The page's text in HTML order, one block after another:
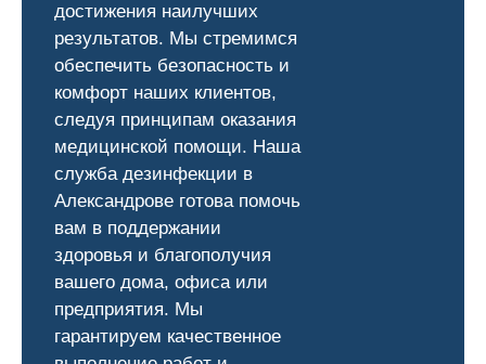
достижения наилучших
результатов. Мы стремимся
обеспечить безопасность и
комфорт наших клиентов,
следуя принципам оказания
медицинской помощи. Наша
служба дезинфекции в
Александрове готова помочь
вам в поддержании
здоровья и благополучия
вашего дома, офиса или
предприятия. Мы
гарантируем качественное